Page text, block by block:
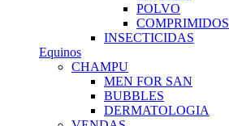
POLVO
COMPRIMIDOS
INSECTICIDAS
Equinos
CHAMPU
MEN FOR SAN
BUBBLES
DERMATOLOGIA